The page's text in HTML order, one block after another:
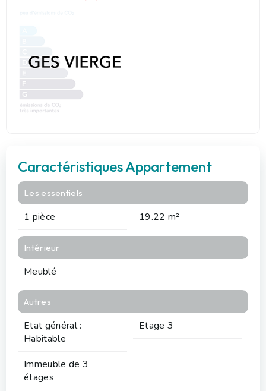
Caractéristiques Appartement
Les essentiels
1 pièce 19.22 m²
Intérieur
Meublé
Autres
Etat général :
Habitable
Etage 3
Immeuble de 3
étages